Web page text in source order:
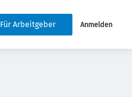
Für Arbeitgeber Anmelden